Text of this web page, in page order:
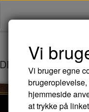
DET STORE
Vi
Vi bruger egne
hjemmeside
at trykke på